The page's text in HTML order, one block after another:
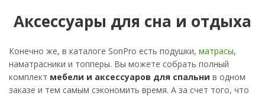
Аксессуары для сна и отдыха
Конечно же, в каталоге SonPro есть подушки, матрасы,
наматрасники и топперы. Вы можете собрать полный
комплект мебели и аксессуаров для спальни в одном
заказе и тем самым сэкономить время. А за счет того, что